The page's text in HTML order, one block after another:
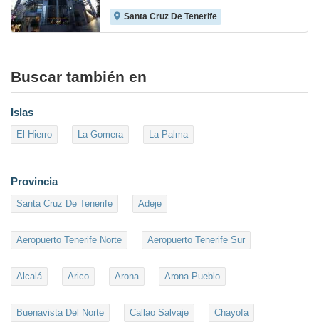
Santa Cruz De Tenerife
Buscar también en
Islas
El Hierro La Gomera La Palma
Provincia
Santa Cruz De Tenerife Adeje
Aeropuerto Tenerife Norte Aeropuerto Tenerife Sur
Alcalá Arico Arona Arona Pueblo
Buenavista Del Norte Callao Salvaje Chayofa